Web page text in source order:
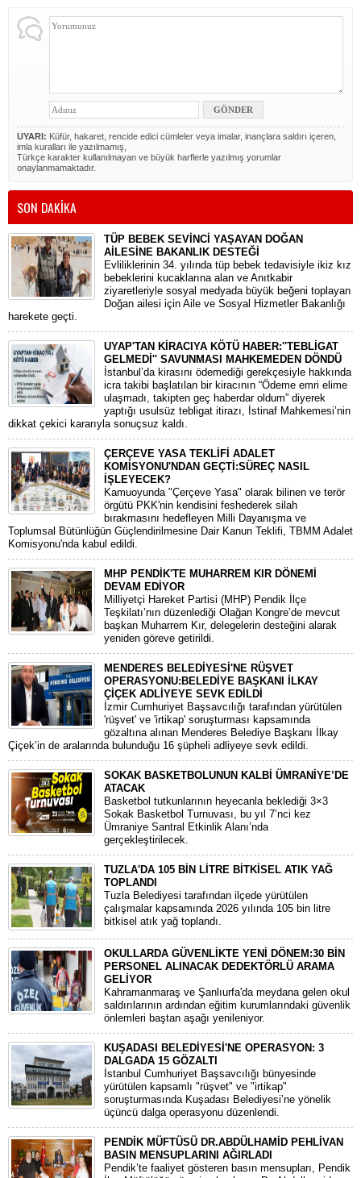
UYARI: Küfür, hakaret, rencide edici cümleler veya imalar, inançlara saldırı içeren,
imla kuralları ile yazılmamış,
Türkçe karakter kullanılmayan ve büyük harflerle yazılmış yorumlar
onaylanmamaktadır.
SON DAKİKA
TÜP BEBEK SEVİNCİ YAŞAYAN DOĞAN
AİLESİNE BAKANLIK DESTEĞİ
​Evliliklerinin 34. yılında tüp bebek tedavisiyle ikiz kız
bebeklerini kucaklarına alan ve Anıtkabir
ziyaretleriyle sosyal medyada büyük beğeni toplayan
Doğan ailesi için Aile ve Sosyal Hizmetler Bakanlığı
harekete geçti.
UYAP'TAN KİRACIYA KÖTÜ HABER:''TEBLİGAT
GELMEDİ'' SAVUNMASI MAHKEMEDEN DÖNDÜ
​İstanbul’da kirasını ödemediği gerekçesiyle hakkında
icra takibi başlatılan bir kiracının “Ödeme emri elime
ulaşmadı, takipten geç haberdar oldum” diyerek
yaptığı usulsüz tebligat itirazı, İstinaf Mahkemesi’nin
dikkat çekici kararıyla sonuçsuz kaldı.
ÇERÇEVE YASA TEKLİFİ ADALET
KOMİSYONU'NDAN GEÇTİ:SÜREÇ NASIL
İŞLEYECEK?
​Kamuoyunda "Çerçeve Yasa" olarak bilinen ve terör
örgütü PKK'nin kendisini feshederek silah
bırakmasını hedefleyen Milli Dayanışma ve
Toplumsal Bütünlüğün Güçlendirilmesine Dair Kanun Teklifi, TBMM Adalet
Komisyonu'nda kabul edildi.
MHP PENDİK'TE MUHARREM KIR DÖNEMİ
DEVAM EDİYOR
​Milliyetçi Hareket Partisi (MHP) Pendik İlçe
Teşkilatı’nın düzenlediği Olağan Kongre’de mevcut
başkan Muharrem Kır, delegelerin desteğini alarak
yeniden göreve getirildi.
MENDERES BELEDİYESİ'NE RÜŞVET
OPERASYONU:BELEDİYE BAŞKANI İLKAY
ÇİÇEK ADLİYEYE SEVK EDİLDİ
​İzmir Cumhuriyet Başsavcılığı tarafından yürütülen
'rüşvet' ve 'irtikap' soruşturması kapsamında
gözaltına alınan Menderes Belediye Başkanı İlkay
Çiçek’in de aralarında bulunduğu 16 şüpheli adliyeye sevk edildi.
SOKAK BASKETBOLUNUN KALBİ ÜMRANİYE’DE
ATACAK
Basketbol tutkunlarının heyecanla beklediği 3×3
Sokak Basketbol Turnuvası, bu yıl 7’nci kez
Ümraniye Santral Etkinlik Alanı’nda
gerçekleştirilecek.
TUZLA'DA 105 BİN LİTRE BİTKİSEL ATIK YAĞ
TOPLANDI
Tuzla Belediyesi tarafından ilçede yürütülen
çalışmalar kapsamında 2026 yılında 105 bin litre
bitkisel atık yağ toplandı.
OKULLARDA GÜVENLİKTE YENİ DÖNEM:30 BİN
PERSONEL ALINACAK DEDEKTÖRLÜ ARAMA
GELİYOR
​Kahramanmaraş ve Şanlıurfa'da meydana gelen okul
saldırılarının ardından eğitim kurumlarındaki güvenlik
önlemleri baştan aşağı yenileniyor.
KUŞADASI BELEDİYESİ'NE OPERASYON: 3
DALGADA 15 GÖZALTI
​İstanbul Cumhuriyet Başsavcılığı bünyesinde
yürütülen kapsamlı "rüşvet" ve "irtikap"
soruşturmasında Kuşadası Belediyesi’ne yönelik
üçüncü dalga operasyonu düzenlendi.
PENDİK MÜFTÜSÜ DR.ABDÜLHAMİD PEHLİVAN
BASIN MENSUPLARINI AĞIRLADI
​Pendik’te faaliyet gösteren basın mensupları, Pendik